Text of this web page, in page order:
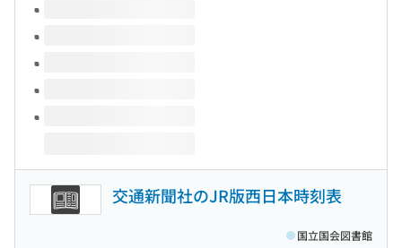
このタイトルの巻号
交通新聞社のJR版西日本時刻表
国立国会図書館